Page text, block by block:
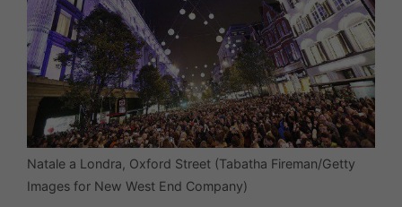
Natale a Londra, Oxford Street (Tabatha Fireman/Getty
Images for New West End Company)